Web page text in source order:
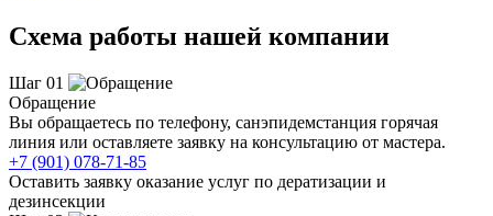
Схема работы нашей компании
Шаг 01
Обращение
Вы обращаетесь по телефону, санэпидемстанция горячая
линия или оставляете заявку на консультацию от мастера.
+7 (901) 078-71-85
Оставить заявку оказание услуг по дератизации и
дезинсекции